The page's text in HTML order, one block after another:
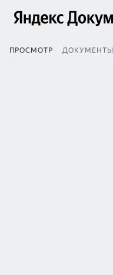
ПРОСМОТР ДОКУМЕНТЫ